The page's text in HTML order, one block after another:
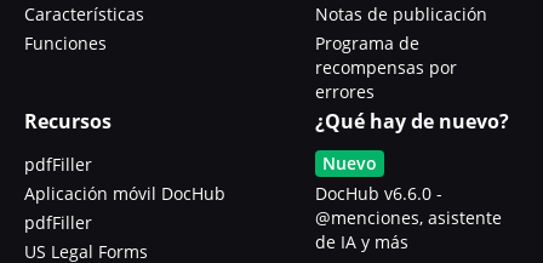
Características
Funciones
Notas de publicación
Programa de
recompensas por
errores
Recursos
pdfFiller
Aplicación móvil DocHub
pdfFiller
US Legal Forms
¿Qué hay de nuevo?
Nuevo
DocHub v6.6.0 -
@menciones, asistente
de IA y más